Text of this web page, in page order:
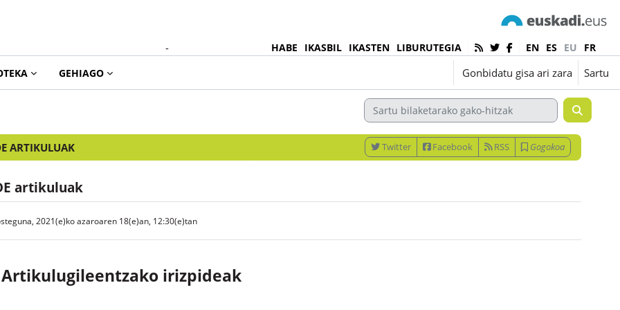
- HABE IKASBIL IKASTEN LIBURUTEGIA EN ES EU
FR
GEHIAGO Gonbidatu gisa ari zara Sartu
ARTIKULUAK Twitter Facebook RSS Gogokoa
artikuluak
2021(e)ko azaroaren 18(e)an, 12:30(e)tan
Artikulugileentzako irizpideak